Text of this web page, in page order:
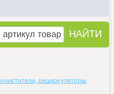
рециркуляторы